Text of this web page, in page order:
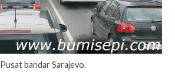
Pusat bandar Sarajevo.